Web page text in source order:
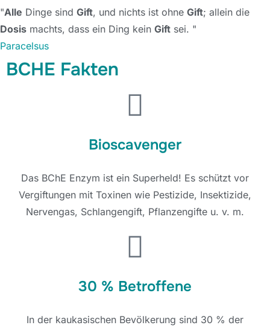
"Alle Dinge sind Gift, und nichts ist ohne Gift; allein die
Dosis machts, dass ein Ding kein Gift sei. "
Paracelsus
BCHE Fakten
Bioscavenger
Das BChE Enzym ist ein Superheld! Es schützt vor
Vergiftungen mit Toxinen wie Pestizide, Insektizide,
Nervengas, Schlangengift, Pflanzengifte u. v. m.
30 % Betroffene
In der kaukasischen Bevölkerung sind 30 % der